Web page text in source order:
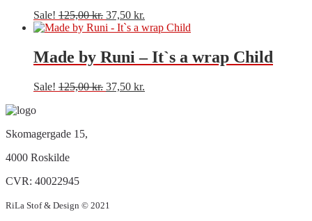
Sale! 125,00kr. 37,50 kr.
Made by Runi – It`s a wrap Child
Sale! 125,00kr. 37,50 kr.
Skomagergade 15,
4000 Roskilde
CVR: 40022945
RiLa Stof & Design © 2021